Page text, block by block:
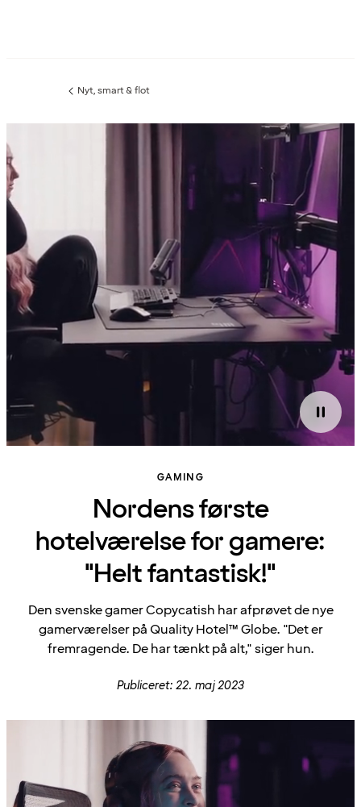
Forrige
:
Nyt, smart & flot
GAMING
Nordens første
hotelværelse for gamere:
"Helt fantastisk!"
Den svenske gamer Copycatish har afprøvet de nye
gamerværelser på Quality Hotel™ Globe. "Det er
fremragende. De har tænkt på alt," siger hun.
Publiceret: 22. maj 2023